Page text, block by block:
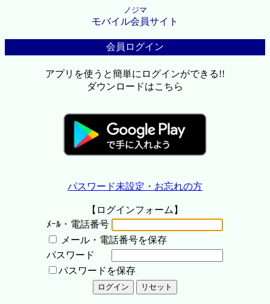
ノジマ
モバイル会員サイト
会員ログイン
アプリを使うと簡単にログインができる!!
ダウンロードはこちら
パスワード未設定・お忘れの方
【ログインフォーム】
ﾒｰﾙ・電話番号
メール・電話番号を保存
パスワード
パスワードを保存